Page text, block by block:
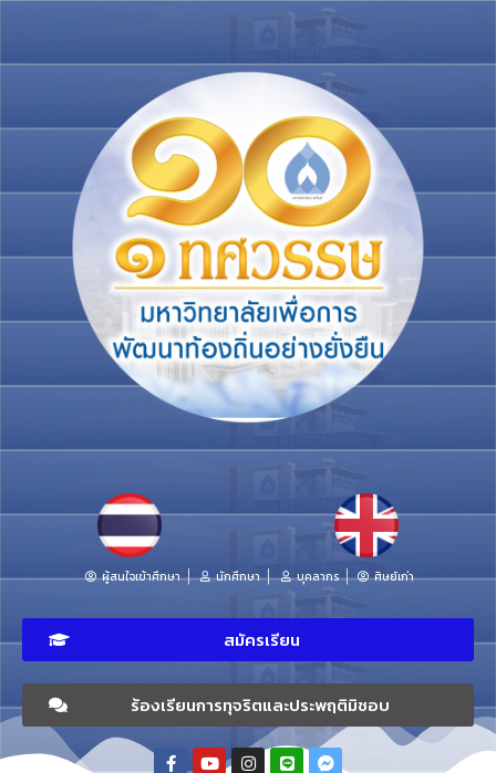
ผู้สนใจเข้าศึกษา นักศึกษา บุคลากร ศิษย์เก่า
สมัครเรียน
ร้องเรียนการทุจริตและประพฤติมิชอบ